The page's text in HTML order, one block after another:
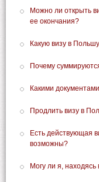
Можно ли открыть
ее окончания?
Какую визу в
Почему
Какими
Продлить визу в
Есть действующая
возможны?
Могу ли я,